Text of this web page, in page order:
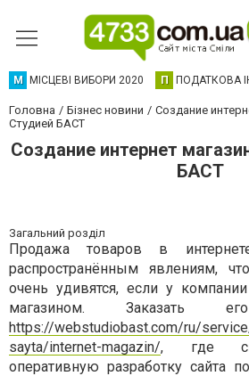
М МІСЦЕВІ ВИБОРИ 2020 П ПОДАТКОВА
Головна Бізнес новини
Создание
Студией БАСТ
Создание интернет
БАСТ
Загальний розділ
Продажа товаров в
распространённым явлениям,
очень удивятся, если у
магазином. Заказать
https://webstudiobast.com/ru/
sayta/internet-magazin/, где
оперативную разработку сайта